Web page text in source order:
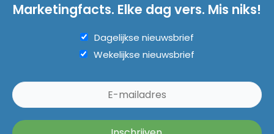
Marketingfacts. Elke dag vers. Mis niks!
Dagelijkse nieuwsbrief
Wekelijkse nieuwsbrief